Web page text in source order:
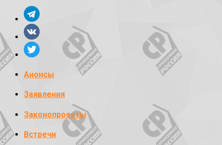
Анонсы
Заявления
Законопроекты
Встречи